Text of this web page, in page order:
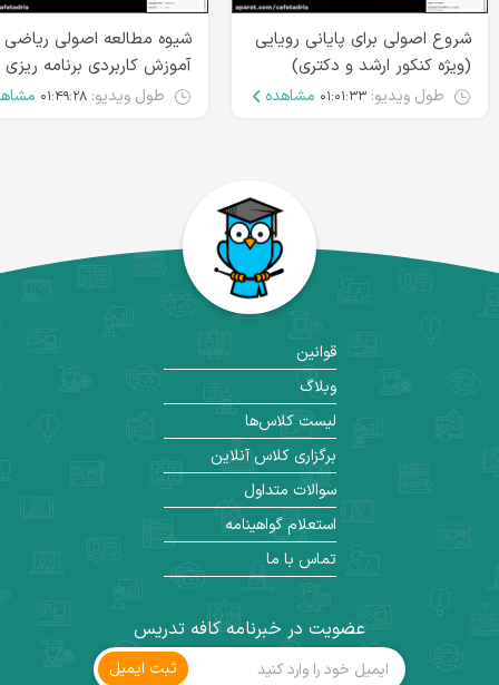
شروع اصولی برای پایانی رویایی
(ویژه کنکور ارشد و دکتری)
طول ویدیو: ۰۱:۰۱:۳۳ مشاهده
شیوه مطالعه اصولی
آموزش کاربردی برنامه ریزی
طول ویدیو: ۰۱:۴۹:۲۸
عضویت در خبرنامه کافه تدریس
ثبت ‌ایمیل
قوانین
وبلاگ
لیست کلاس‌ها
برگزاری کلاس آنلاین
سوالات متداول
استعلام گواهینامه
تماس با ما